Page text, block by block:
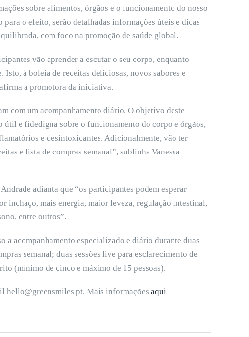
sobre alimentos, órgãos e o funcionamento do nosso
o efeito, serão detalhadas informações úteis e dicas
com foco na promoção de saúde global.
vão aprender a escutar o seu corpo, enquanto
Isto, à boleia de receitas deliciosas, novos sabores e
a promotora da iniciativa.
com um acompanhamento diário. O objetivo deste
útil e fidedigna sobre o funcionamento do corpo e órgãos,
e desintoxicantes. Adicionalmente, vão ter
e lista de compras semanal”, sublinha Vanessa
adianta que “os participantes podem esperar
inchaço, mais energia, maior leveza, regulação intestinal,
entre outros”.
a acompanhamento especializado e diário durante duas
semanal; duas sessões live para esclarecimento de
(mínimo de cinco e máximo de 15 pessoas).
hello@greensmiles.pt. Mais informações aqui